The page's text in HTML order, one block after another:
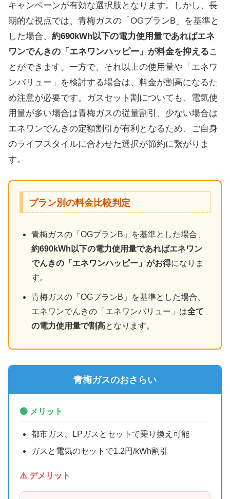
キャンペーンが有効な選択肢となります。しかし、長
期的な視点では、青梅ガスの「OGプランB」を基準と
した場合、 約690kWh以下の電力使用量であればエネ
ワンでんきの「エネワンハッピー」が料金を抑えるこ
とができます。一方で、それ以上の使用量や「エネワ
ンバリュー」を検討する場合は、料金が割高になるた
め注意が必要です。ガスセット割についても、電気使
用量が多い場合は青梅ガスの従量割引、少ない場合は
エネワンでんきの定額割引が有利となるため、ご自身
のライフスタイルに合わせた選択が節約に繋がりま
す。
プラン別の料金比較判定
青梅ガスの「OGプランB」を基準とした場合、
約690kWh以下の電力使用量であればエネワン
でんきの「エネワンハッピー」がお得になりま
す。
青梅ガスの「OGプランB」を基準とした場合、
エネワンでんきの「エネワンバリュー」は全て
の電力使用量で割高となります。
青梅ガスのおさらい
🟢 メリット
都市ガス、LPガスとセットで乗り換え可能
ガスと電気のセットで1.2円/kWh割引
⚠️ デメリット